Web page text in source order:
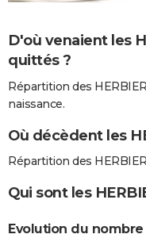
D'où venaient les
quittés ?
Répartition des
naissance.
Où décèdent les
Répartition des
Qui sont les
Evolution du nombre